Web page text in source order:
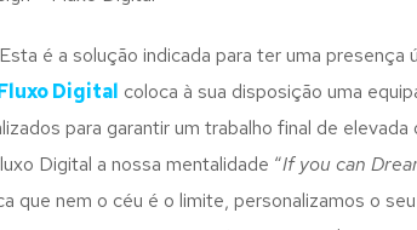
Esta é a solução indicada para ter uma presença
Digital coloca à sua disposição uma
para garantir um trabalho final de elevada
Digital a nossa mentalidade “If you can
que nem o céu é o limite, personalizamos o